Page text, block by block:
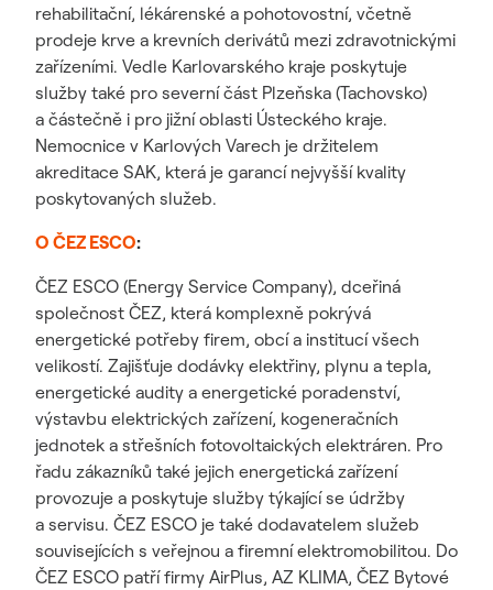
rehabilitační, lékárenské a pohotovostní, včetně
prodeje krve a krevních derivátů mezi zdravotnickými
zařízeními. Vedle Karlovarského kraje poskytuje
služby také pro severní část Plzeňska (Tachovsko)
a částečně i pro jižní oblasti Ústeckého kraje.
Nemocnice v Karlových Varech je držitelem
akreditace SAK, která je garancí nejvyšší kvality
poskytovaných služeb.
O ČEZ ESCO:
ČEZ ESCO (Energy Service Company), dceřiná
společnost ČEZ, která komplexně pokrývá
energetické potřeby firem, obcí a institucí všech
velikostí. Zajišťuje dodávky elektřiny, plynu a tepla,
energetické audity a energetické poradenství,
výstavbu elektrických zařízení, kogeneračních
jednotek a střešních fotovoltaických elektráren. Pro
řadu zákazníků také jejich energetická zařízení
provozuje a poskytuje služby týkající se údržby
a servisu. ČEZ ESCO je také dodavatelem služeb
souvisejících s veřejnou a firemní elektromobilitou. Do
ČEZ ESCO patří firmy AirPlus, AZ KLIMA, ČEZ Bytové